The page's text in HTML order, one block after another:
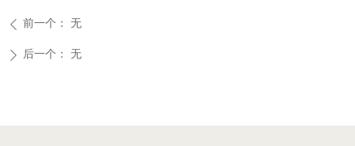
ꄴ 前一个： 无
ꄲ 后一个： 无